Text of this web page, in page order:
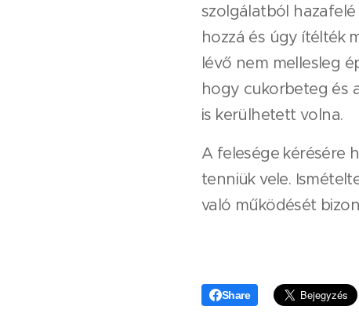
szolgálatból
hozzá és úgy ítélték
lévő nem mellesleg
hogy cukorbeteg és
is kerülhetett volna.
A felesége kérésére
tenniük vele.
való működését
Share